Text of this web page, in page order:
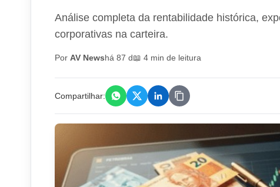
Análise completa da rentabilidade histórica,
corporativas na carteira.
Por AV Newshá 87 d📖 4 min de leitura
Compartilhar: